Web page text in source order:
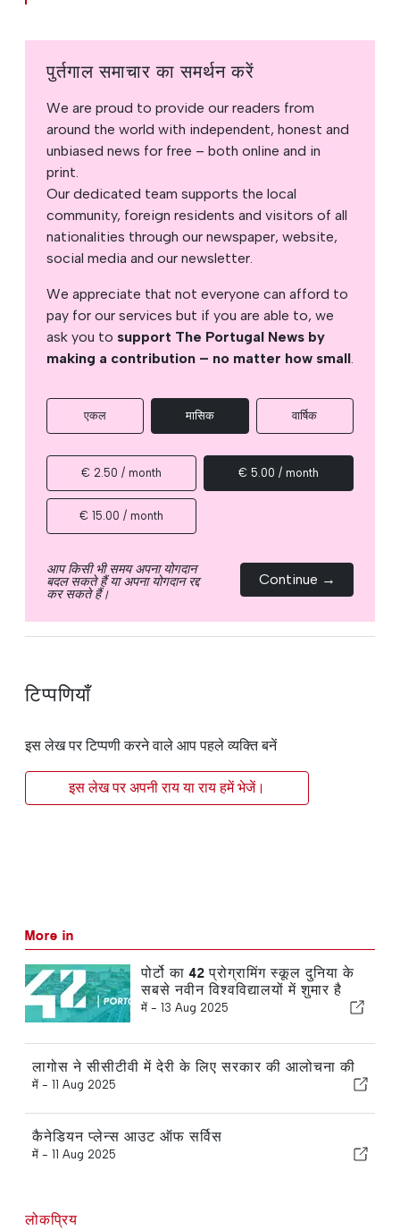
पुर्तगाल समाचार का समर्थन करें
We are proud to provide our readers from
around the world with independent, honest and
unbiased news for free – both online and in
print.
Our dedicated team supports the local
community, foreign residents and visitors of all
nationalities through our newspaper, website,
social media and our newsletter.
We appreciate that not everyone can afford to
pay for our services but if you are able to, we
ask you to support The Portugal News by
making a contribution – no matter how small.
एकल मासिक वार्षिक
€ 2.50 / month € 5.00 / month
€ 15.00 / month
आप किसी भी समय अपना योगदान
बदल सकते हैं या अपना योगदान रद्द
कर सकते हैं।
Continue →
टिप्पणियाँ
इस लेख पर टिप्पणी करने वाले आप पहले व्यक्ति बनें
इस लेख पर अपनी राय या राय हमें भेजें।
More in
पोर्टो का 42 प्रोग्रामिंग स्कूल दुनिया के
सबसे नवीन विश्वविद्यालयों में शुमार है
में - 13 Aug 2025
लागोस ने सीसीटीवी में देरी के लिए सरकार की आलोचना की
में - 11 Aug 2025
कैनेडियन प्लेन्स आउट ऑफ सर्विस
में - 11 Aug 2025
लोकप्रिय